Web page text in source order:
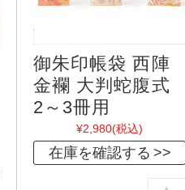
御朱印帳袋 西陣
金襴 大判蛇腹式
2～3冊用
¥2,980(税込)
在庫を確認する